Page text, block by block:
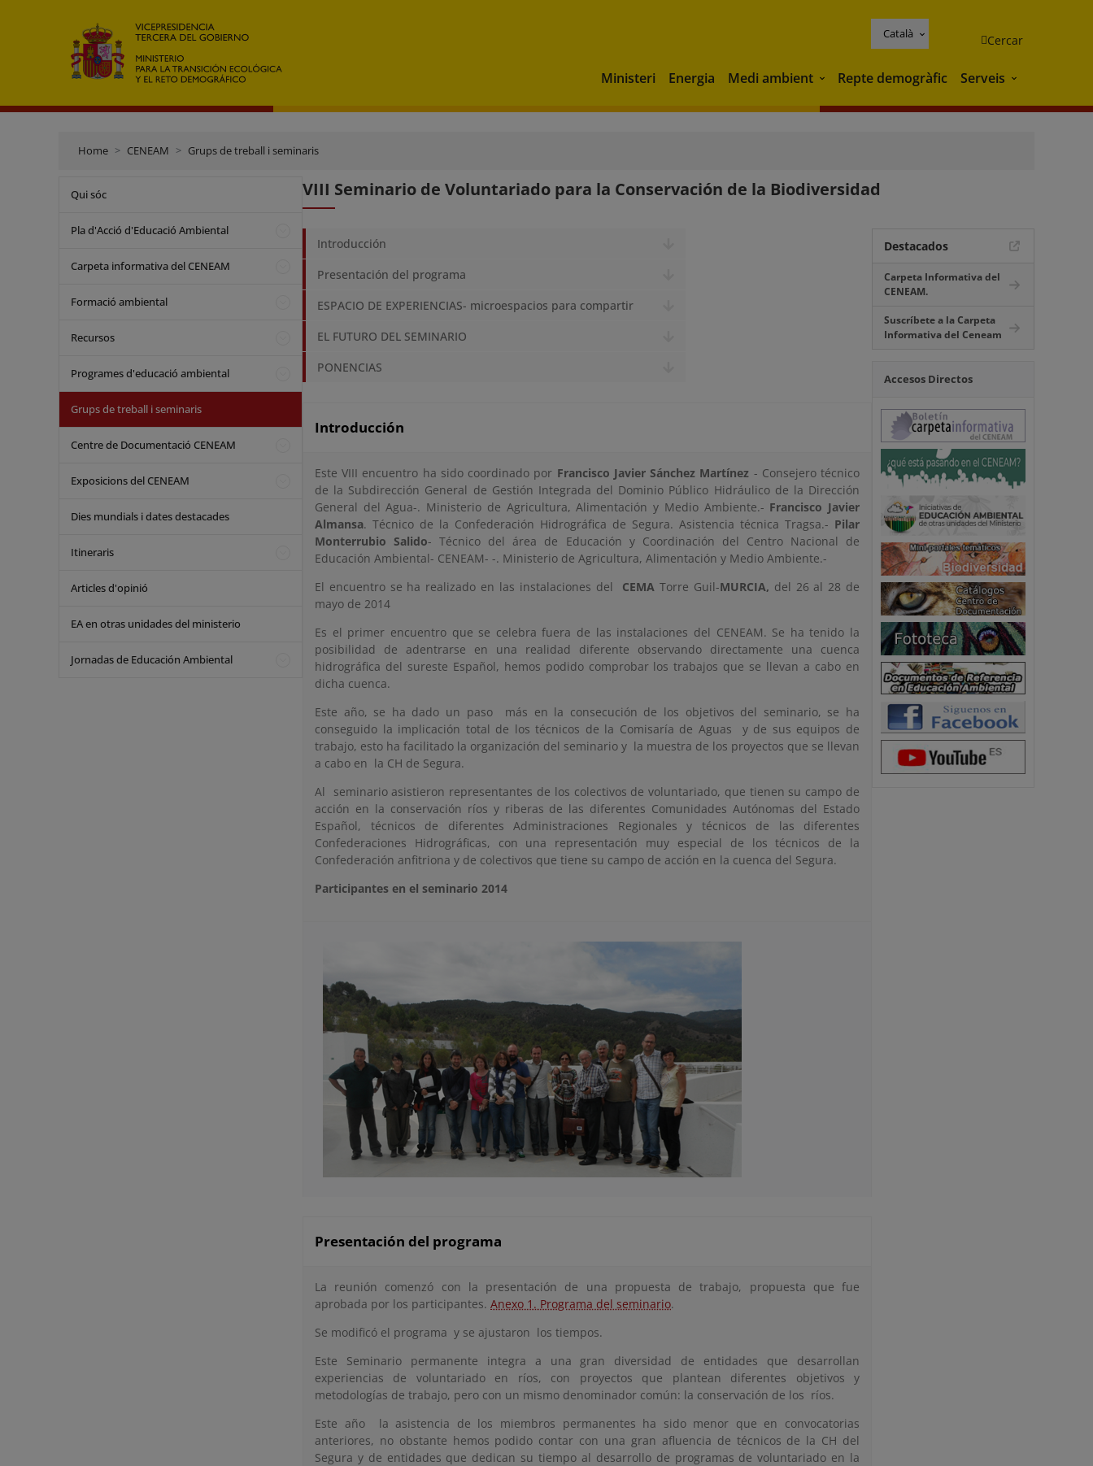
Català Cercar
Ministeri Energia Medi ambient Medi ambient
Repte demogràfic Serveis Serveis
Home CENEAM Grups de treball i seminaris
Qui sóc
Pla d'Acció d'Educació Ambiental
Carpeta informativa del CENEAM
Formació ambiental
Recursos
Programes d'educació ambiental
Grups de treball i seminaris
Centre de Documentació CENEAM
Exposicions del CENEAM
Dies mundials i dates destacades
Itineraris
Articles d'opinió
EA en otras unidades del ministerio
Jornadas de Educación Ambiental
VIII Seminario de Voluntariado para la Conservación de la Biodiversidad
Introducción
Presentación del programa
ESPACIO DE EXPERIENCIAS- microespacios para compartir
EL FUTURO DEL SEMINARIO
PONENCIAS
Introducción
Este VIII encuentro ha sido coordinado por Francisco Javier Sánchez Martínez - Consejero técnico
de la Subdirección General de Gestión Integrada del Dominio Público Hidráulico de la Dirección
General del Agua-. Ministerio de Agricultura, Alimentación y Medio Ambiente.- Francisco Javier
Almansa. Técnico de la Confederación Hidrográfica de Segura. Asistencia técnica Tragsa.- Pilar
Monterrubio Salido- Técnico del área de Educación y Coordinación del Centro Nacional de
Educación Ambiental- CENEAM- -. Ministerio de Agricultura, Alimentación y Medio Ambiente.-
El encuentro se ha realizado en las instalaciones del CEMA Torre Guil-MURCIA, del 26 al 28 de
mayo de 2014
Es el primer encuentro que se celebra fuera de las instalaciones del CENEAM. Se ha tenido la
posibilidad de adentrarse en una realidad diferente observando directamente una cuenca
hidrográfica del sureste Español, hemos podido comprobar los trabajos que se llevan a cabo en
dicha cuenca.
Este año, se ha dado un paso más en la consecución de los objetivos del seminario, se ha
conseguido la implicación total de los técnicos de la Comisaría de Aguas y de sus equipos de
trabajo, esto ha facilitado la organización del seminario y la muestra de los proyectos que se llevan
a cabo en la CH de Segura.
Al seminario asistieron representantes de los colectivos de voluntariado, que tienen su campo de
acción en la conservación ríos y riberas de las diferentes Comunidades Autónomas del Estado
Español, técnicos de diferentes Administraciones Regionales y técnicos de las diferentes
Confederaciones Hidrográficas, con una representación muy especial de los técnicos de la
Confederación anfitriona y de colectivos que tiene su campo de acción en la cuenca del Segura.
Participantes en el seminario 2014
Presentación del programa
La reunión comenzó con la presentación de una propuesta de trabajo, propuesta que fue
aprobada por los participantes. Anexo 1. Programa del seminario.
Se modificó el programa y se ajustaron los tiempos.
Este Seminario permanente integra a una gran diversidad de entidades que desarrollan
experiencias de voluntariado en ríos, con proyectos que plantean diferentes objetivos y
metodologías de trabajo, pero con un mismo denominador común: la conservación de los ríos.
Este año la asistencia de los miembros permanentes ha sido menor que en convocatorias
anteriores, no obstante hemos podido contar con una gran afluencia de técnicos de la CH del
Segura y de entidades que dedican su tiempo al desarrollo de programas de voluntariado en la
Destacados
Carpeta Informativa del
CENEAM.
Suscríbete a la Carpeta
Informativa del Ceneam
Accesos Directos